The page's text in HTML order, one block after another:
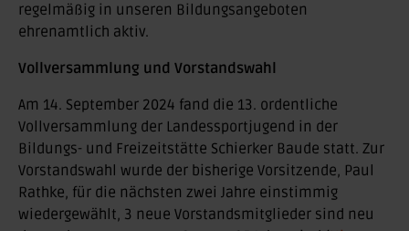
regelmäßig in unseren Bildungsangeboten
ehrenamtlich aktiv.
Vollversammlung und Vorstandswahl
Am 14. September 2024 fand die 13. ordentliche
Vollversammlung der Landessportjugend in der
Bildungs- und Freizeitstätte Schierker Baude statt. Zur
Vorstandswahl wurde der bisherige Vorsitzende, Paul
Rathke, für die nächsten zwei Jahre einstimmig
wiedergewählt, 3 neue Vorstandsmitglieder sind neu